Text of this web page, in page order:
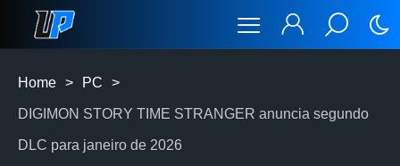
Home > PC >
DIGIMON STORY TIME STRANGER anuncia segundo
DLC para janeiro de 2026